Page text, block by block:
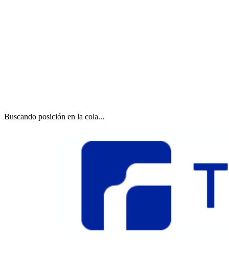
Buscando posición en la cola...